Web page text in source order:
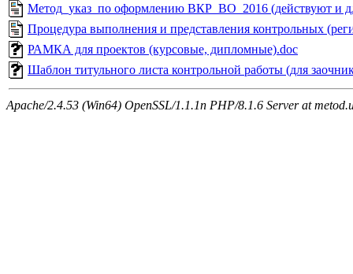
Метод_указ_по оформлению ВКР_ВО_2016 (действуют и
Процедура выполнения и представления контрольных
РАМКА для проектов (курсовые, дипломные).doc
Шаблон титульного листа контрольной работы (для
Apache/2.4.53 (Win64) OpenSSL/1.1.1n PHP/8.1.6 Server at